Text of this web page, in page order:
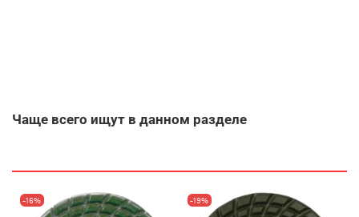
Чаще всего ищут в данном разделе
-16% -19%